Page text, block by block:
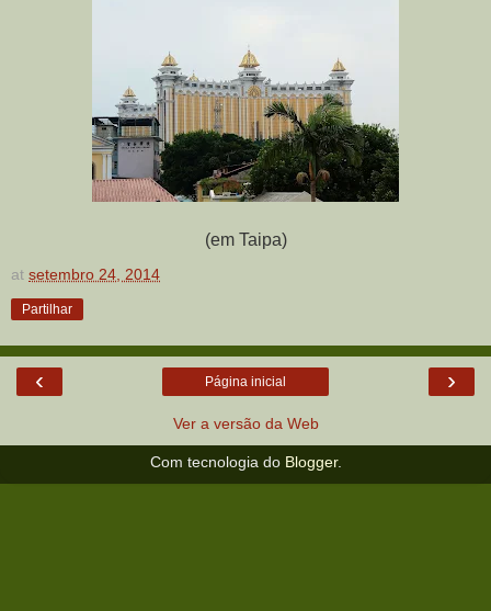
(em Taipa)
at setembro 24, 2014
Partilhar
‹ ›
Página inicial
Ver a versão da Web
Com tecnologia do Blogger.